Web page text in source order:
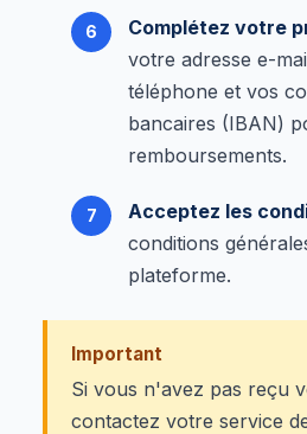
Complétez votre
votre adresse e-
téléphone et vos
bancaires (IBAN)
remboursements.
Acceptez les
conditions
plateforme.
Important
Si vous n'avez pas reçu
contactez votre service